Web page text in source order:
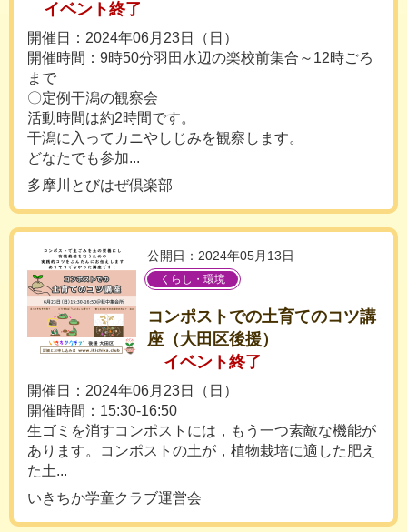
イベント終了
開催日：2024年06月23日（日）
開催時間：9時50分羽田水辺の楽校前集合～12時ごろ
まで
〇定例干潟の観察会
活動時間は約2時間です。
干潟に入ってカニやしじみを観察します。
どなたでも参加...
多摩川とびはぜ倶楽部
公開日：2024年05月13日
くらし・環境
コンポストでの土育てのコツ講
座（大田区後援）
イベント終了
開催日：2024年06月23日（日）
開催時間：15:30-16:50
生ゴミを消すコンポストには，もう一つ素敵な機能が
あります。コンポストの土が，植物栽培に適した肥え
た土...
いきちか学童クラブ運営会